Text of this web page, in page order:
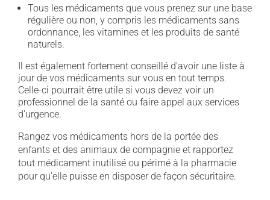
Tous les médicaments que vous prenez sur une base
régulière ou non, y compris les médicaments sans
ordonnance, les vitamines et les produits de santé
naturels.
Il est également fortement conseillé d'avoir une liste à
jour de vos médicaments sur vous en tout temps.
Celle-ci pourrait être utile si vous devez voir un
professionnel de la santé ou faire appel aux services
d'urgence.
Rangez vos médicaments hors de la portée des
enfants et des animaux de compagnie et rapportez
tout médicament inutilisé ou périmé à la pharmacie
pour qu'elle puisse en disposer de façon sécuritaire.